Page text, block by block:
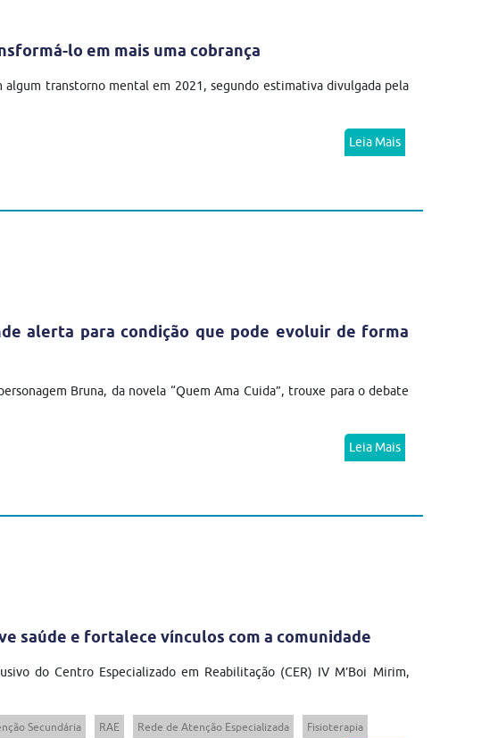
lo em mais uma cobrança
transtorno mental em 2021, segundo estimativa divulgada pela
Leia Mais
alerta para condição que pode evoluir de forma
Bruna, da novela “Quem Ama Cuida”, trouxe para o debate
Leia Mais
saúde e fortalece vínculos com a comunidade
do Centro Especializado em Reabilitação (CER) IV M’Boi Mirim,
Secundária RAE Rede de Atenção Especializada
Fisioterapia